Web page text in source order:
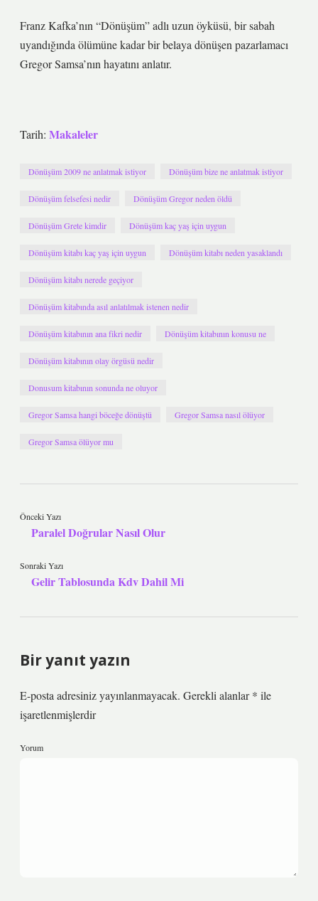
Franz Kafka’nın “Dönüşüm” adlı uzun öyküsü, bir sabah
uyandığında ölümüne kadar bir belaya dönüşen pazarlamacı
Gregor Samsa’nın hayatını anlatır.
Tarih: Makaleler
Dönüşüm 2009 ne anlatmak istiyor Dönüşüm bize ne anlatmak istiyor
Dönüşüm felsefesi nedir Dönüşüm Gregor neden öldü
Dönüşüm Grete kimdir Dönüşüm kaç yaş için uygun
Dönüşüm kitabı kaç yaş için uygun Dönüşüm kitabı neden yasaklandı
Dönüşüm kitabı nerede geçiyor
Dönüşüm kitabında asıl anlatılmak istenen nedir
Dönüşüm kitabının ana fikri nedir Dönüşüm kitabının konusu ne
Dönüşüm kitabının olay örgüsü nedir
Donusum kitabının sonunda ne oluyor
Gregor Samsa hangi böceğe dönüştü Gregor Samsa nasıl ölüyor
Gregor Samsa ölüyor mu
Önceki Yazı
Paralel Doğrular Nasıl Olur
Sonraki Yazı
Gelir Tablosunda Kdv Dahil Mi
Bir yanıt yazın
E-posta adresiniz yayınlanmayacak. Gerekli alanlar* ile
işaretlenmişlerdir
Yorum